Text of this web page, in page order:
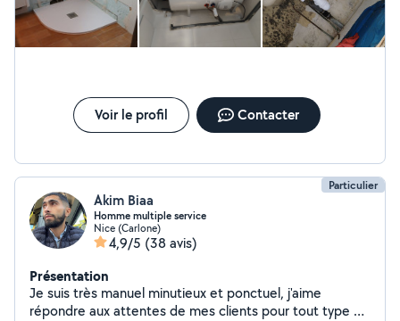
Voir le profil Contacter
Particulier
Akim Biaa
Homme multiple service
Nice (Carlone)
4,9/5 (38 avis)
Présentation
Je suis très manuel minutieux et ponctuel, j'aime
répondre aux attentes de mes clients pour tout type de